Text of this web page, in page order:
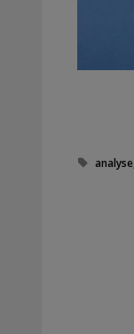
Tags
analyse